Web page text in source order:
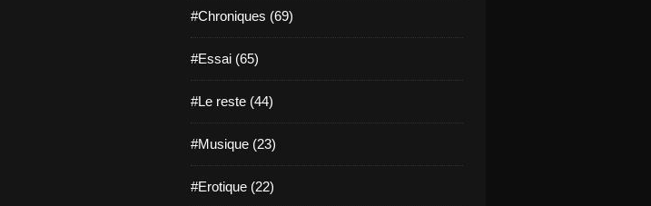
#Chroniques (69)
#Essai (65)
#Le reste (44)
#Musique (23)
#Erotique (22)